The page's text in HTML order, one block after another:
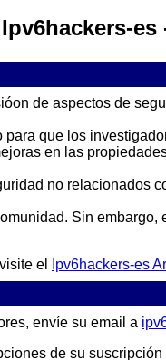
Ipv6hackers-es
de aspectos de
que los
en las
no relacionados
Sin
el
Ipv6hackers-es
envíe su email a
de su